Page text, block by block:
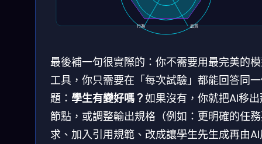
品質
行為
最後補一句很實際的：你不需要用最完美的
工具，你只需要在「每次試驗」都能回答同
題： 學生有變好嗎？如果沒有，你就把AI移
節點，或調整輸出規格（例如：更明確的任
求、加入引用規範、改成讓學生先生成再由